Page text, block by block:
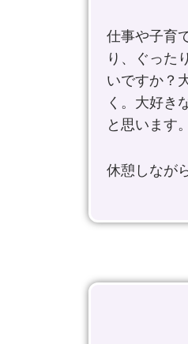
仕事や子育
り、ぐった
いですか？
く。大好き
と思います。
休憩しなが